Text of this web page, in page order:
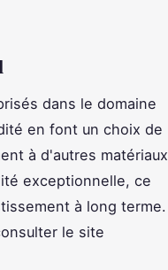
dans le domaine
en font un choix de
à d'autres matériaux
exceptionnelle, ce
à long terme.
le site